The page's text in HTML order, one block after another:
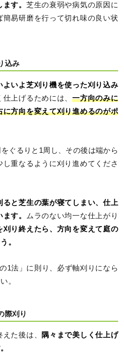
す。 芝生の衰弱や病気の原因に
簡易研磨を行って切れ味の良い状
込み
よいよ芝刈り機を使った刈り込み
仕上げるためには、一方向のみに
方向を変えて刈り進めるのがポ
ぐるりと1周し、その後は端から
重なるように刈り進めてくださ
ると芝生の葉が寝てしまい、仕上
す。
ムラのない均一な仕上がり
刈り終えたら、方向を変えて庭の
。
1法」に則り、必ず軸刈りになら
。
際刈り
た後は、
隅々まで美しく仕上げ